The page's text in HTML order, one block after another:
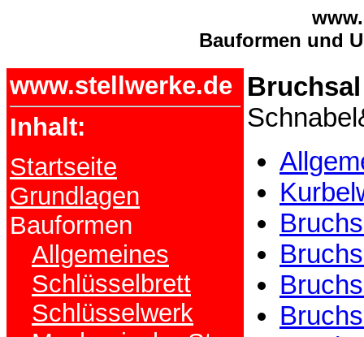
Bauformen und
www.stellwerke.de
Inhalt:
Startseite
Grundlagen
Bauformen
Allgemeines
Schlüsselbrett
Schlüsselwerk
Bruchsal